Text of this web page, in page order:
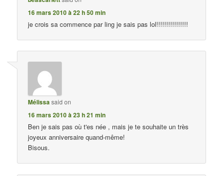
16 mars 2010 à 22 h 50 min
je crois sa commence par ling je sais pas lol!!!!!!!!!!!!!!!!
Mélissasaid on
16 mars 2010 à 23 h 21 min
Ben je sais pas où t'es née , mais je te souhaite un très
joyeux anniversaire quand-même!
Bisous.